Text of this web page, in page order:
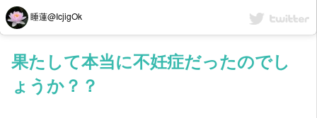
睡蓮@IcjigOk
果たして本当に不妊症だったのでし
ょうか？？